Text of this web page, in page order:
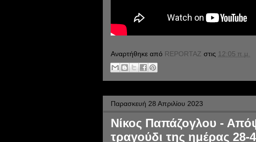
Αναρτήθηκε από REPORTAZ στις 12:05 π.μ.
Παρασκευή 28 Απριλίου 2023
Νίκος Παπάζογλου -
τραγούδι της ημέρας 28-